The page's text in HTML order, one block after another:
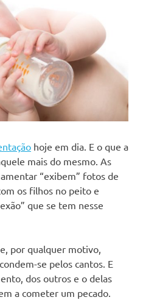
hoje em dia. E o que a
mais do mesmo. As
“exibem” fotos de
os filhos no peito e
que se tem nesse
por qualquer motivo,
se pelos cantos. E
dos outros e o delas
a cometer um pecado.